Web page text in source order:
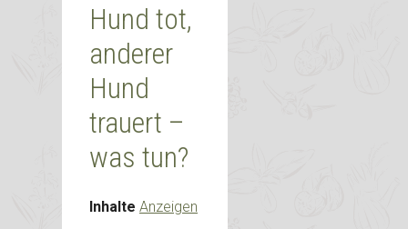
Hund tot,
anderer
Hund
trauert –
was tun?
Inhalte Anzeigen